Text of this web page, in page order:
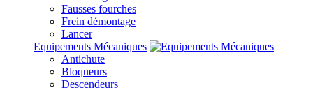
Fausses fourches
Frein démontage
Lancer
Equipements Mécaniques
Antichute
Bloqueurs
Descendeurs